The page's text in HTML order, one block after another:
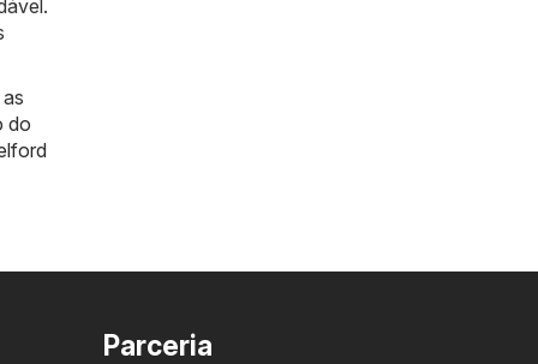
do
Parceria